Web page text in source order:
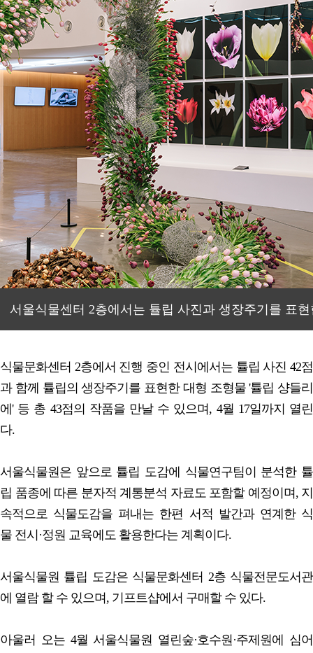
서울식물센터 2층에서는 튤립 사진과 생장주기를 표
식물문화센터 2층에서 진행 중인 전시에서는 튤립 사진 42점
과 함께 튤립의 생장주기를 표현한 대형 조형물 '튤립 샹들리
에' 등 총 43점의 작품을 만날 수 있으며, 4월 17일까지 열린
다.
서울식물원은 앞으로 튤립 도감에 식물연구팀이 분석한 튤
립 품종에 따른 분자적 계통분석 자료도 포함할 예정이며, 지
속적으로 식물도감을 펴내는 한편 서적 발간과 연계한 식
물 전시·정원 교육에도 활용한다는 계획이다.
서울식물원 튤립 도감은 식물문화센터 2층 식물전문도서관
에 열람 할 수 있으며, 기프트샵에서 구매할 수 있다.
아울러 오는 4월 서울식물원 열린숲·호수원·주제원에 심어